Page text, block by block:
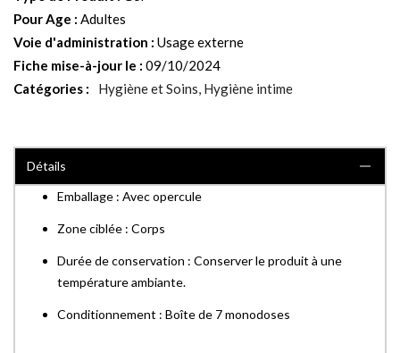
Pour Age : Adultes
Voie d'administration : Usage externe
Fiche mise-à-jour le : 09/10/2024
Catégories :
Hygiène et Soins Hygiène intime
Détails
Emballage : Avec opercule
Zone ciblée : Corps
Durée de conservation : Conserver le produit à une
température ambiante.
Conditionnement : Boîte de 7 monodoses